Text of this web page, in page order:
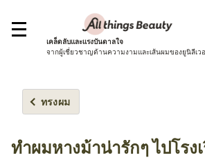
เคล็ดลับและแรงบันดาลใจ
จากผู้เชี่ยวชาญด้านความงามและเส้นผมของยูนิลีเว
ทรงผม
ทำผมหางม้าน่ารักๆ ไปโรง